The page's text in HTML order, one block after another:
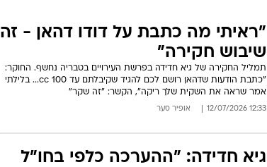
"ראיתי מה כתבת על דודו דהאן - זה
שיבוש חקירה"
תמליל החקירה של גיא חדידה בפרשת העירויים בטבריה נחשף. החוקר:
"כתבת הודעות שדהאן רושם לכם להגיד שקיבלתם עד 100 cc... בלילתי
אמר שראה את השקית שלך ריקה", הקשר: "זה שקר"
12:33 12/07/2026 אופיר סער
גיא חדידה: "ההערכה כלפי בחו"ל